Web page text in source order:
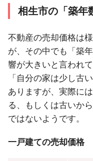
相生市の「築年
不動産の売却価格は
が、その中でも「築
響が大きいと言われ
「自分の家は少し古
ありますが、実際に
る、もしくは古いか
ではないようです。
一戸建ての売却価格